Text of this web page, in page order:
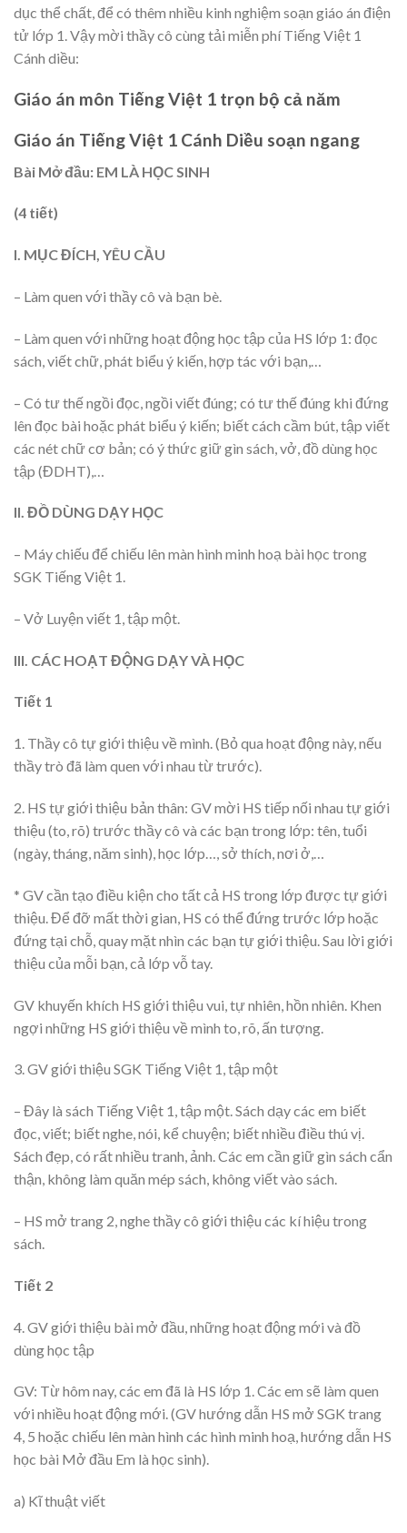
dục thể chất, để có thêm nhiều kinh nghiệm soạn giáo án điện
tử lớp 1. Vậy mời thầy cô cùng tải miễn phí Tiếng Việt 1
Cánh diều:
Giáo án môn Tiếng Việt 1 trọn bộ cả năm
Giáo án Tiếng Việt 1 Cánh Diều soạn ngang
Bài Mở đầu: EM LÀ HỌC SINH
(4 tiết)
I. MỤC ĐÍCH, YÊU CẦU
– Làm quen với thầy cô và bạn bè.
– Làm quen với những hoạt động học tập của HS lớp 1: đọc
sách, viết chữ, phát biểu ý kiến, hợp tác với bạn,…
– Có tư thế ngồi đọc, ngồi viết đúng; có tư thế đúng khi đứng
lên đọc bài hoặc phát biểu ý kiến; biết cách cầm bút, tập viết
các nét chữ cơ bản; có ý thức giữ gìn sách, vở, đồ dùng học
tập (ĐDHT),…
II. ĐỒ DÙNG DẠY HỌC
– Máy chiếu để chiếu lên màn hình minh hoạ bài học trong
SGK Tiếng Việt 1.
– Vở Luyện viết 1, tập một.
III. CÁC HOẠT ĐỘNG DẠY VÀ HỌC
Tiết 1
1. Thầy cô tự giới thiệu về mình. (Bỏ qua hoạt động này, nếu
thầy trò đã làm quen với nhau từ trước).
2. HS tự giới thiệu bản thân: GV mời HS tiếp nối nhau tự giới
thiệu (to, rõ) trước thầy cô và các bạn trong lớp: tên, tuổi
(ngày, tháng, năm sinh), học lớp…, sở thích, nơi ở,…
* GV cần tạo điều kiện cho tất cả HS trong lớp được tự giới
thiệu. Để đỡ mất thời gian, HS có thể đứng trước lớp hoặc
đứng tại chỗ, quay mặt nhìn các bạn tự giới thiệu. Sau lời giới
thiệu của mỗi bạn, cả lớp vỗ tay.
GV khuyến khích HS giới thiệu vui, tự nhiên, hồn nhiên. Khen
ngợi những HS giới thiệu về mình to, rõ, ấn tượng.
3. GV giới thiệu SGK Tiếng Việt 1, tập một
– Đây là sách Tiếng Việt 1, tập một. Sách dạy các em biết
đọc, viết; biết nghe, nói, kể chuyện; biết nhiều điều thú vị.
Sách đẹp, có rất nhiều tranh, ảnh. Các em cần giữ gìn sách cẩn
thận, không làm quăn mép sách, không viết vào sách.
– HS mở trang 2, nghe thầy cô giới thiệu các kí hiệu trong
sách.
Tiết 2
4. GV giới thiệu bài mở đầu, những hoạt động mới và đồ
dùng học tập
GV: Từ hôm nay, các em đã là HS lớp 1. Các em sẽ làm quen
với nhiều hoạt động mới. (GV hướng dẫn HS mở SGK trang
4, 5 hoặc chiếu lên màn hình các hình minh hoạ, hướng dẫn HS
học bài Mở đầu Em là học sinh).
a) Kĩ thuật viết